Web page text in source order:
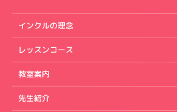
インクルの理念
レッスンコース
教室案内
先生紹介